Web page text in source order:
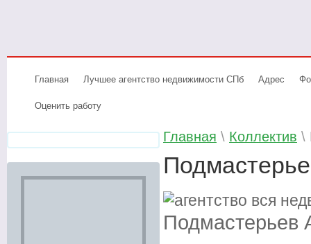
Главная Лучшее агентство недвижимости СПб Адрес
Оценить работу
Главная \ Коллектив \
Подмастерьев